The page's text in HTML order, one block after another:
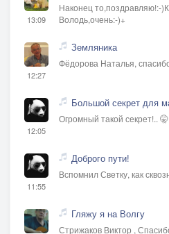
13:09
Наконец то,поздравляю!:-
Володь,очень:-)+
12:27
Земляника
Фёдорова Наталья,
12:05
Большой секрет для
Огромный такой секрет!.. 🤫
11:55
Доброго пути!
Вспомнил Светку, как
Гляжу я на Волгу
Стрижаков Виктор ,